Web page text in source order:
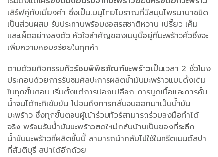
เสิร์ฟคู่กับเมี่ยงคำ ซึ่งเป็นเมนูไทยโบราณที่มีสมุนไพรนานาชนิด
เป็นส่วนผสม รับประทานพร้อมซอสรสชาติหวาน เปรี้ยว เค็ม
และเผ็ดอย่างลงตัว หัวใจสำคัญของเมนูนี้อยู่ที่มะพร้าวคั่วซึ่งจะ
เพิ่มความหอมอร่อยในทุกคำ
ตามด้วยกิจกรรมทัวร์ชมพิพิธภัณฑ์มะพร้าวเป็นเวลา 2 ชั่วโมง
ประกอบด้วยการรับชมศิลปะการผลิตน้ำมันมะพร้าวแบบดั้งเดิม
ในทุกขั้นตอน เริ่มตั้งแต่การปอกเปลือก การขูดเนื้อและการคั้น
น้ำจนได้กะทิเข้มข้น ไปจนถึงการกลั่นจนออกมาเป็นน้ำมัน
มะพร้าว ซึ่งทุกขั้นตอนผู้เข้าร่วมทัวร์สามารถร่วมลงมือทำได้
จริง พร้อมรับน้ำมันมะพร้าวสดใหม่กลับบ้านเป็นของที่ระลึก
น้ำมันมะพร้าวที่ผลิตขึ้นนี้ สามารถนำกลับไปใช้ในทรีตเมนต์สปา
ที่สันติบุรี สปาได้อีกด้วย